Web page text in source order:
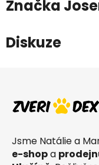
Značka
Diskuze
Jsme Natálie a
e-shopa